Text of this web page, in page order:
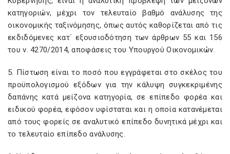
κατηγοριών, μέχρι τον τελευταίο βαθμό ανάλυσης της
οικονομικής ταξινόμησης, όπως αυτός καθορίζεται από τις
εκδιδόμενες κατ΄ εξουσιοδότηση των άρθρων 55 και 156
του ν. 4270/2014, αποφάσεις του Υπουργού Οικονομικών.
5. Πίστωση είναι το ποσό που εγγράφεται στο σκέλος του
προϋπολογισμού εξόδων για την κάλυψη συγκεκριμένης
δαπάνης κατά μείζονα κατηγορία, σε επίπεδο φορέα και
ειδικού φορέα, εφόσον υφίσταται και η οποία κατανέμεται
από τους φορείς σε αναλυτικό επίπεδο δυνητικά μέχρι και
το τελευταίο επίπεδο ανάλυσης.